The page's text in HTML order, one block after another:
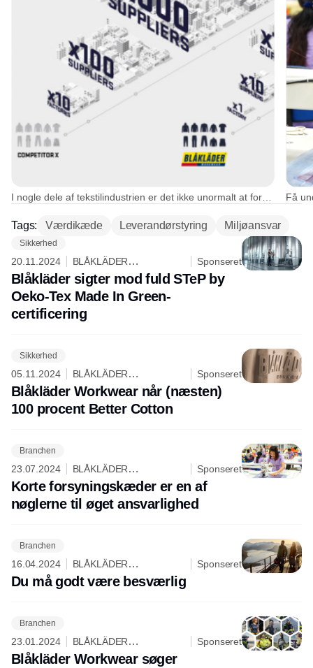
I nogle dele af tekstilindustrien er det ikke unormalt at fordele en virksomheds produktion på helt op til 10 fabrikker, der måske hver især har 100 underleverandører, som så igen har helt op til 1.000 andre virksomheder og leverandører, der bidrager til produktionen.. Foto: Blåkläder Workwear
Tags: Værdikæde Leverandørstyring Miljøansvar
Sikkerhed
20.11.2024
BLÅKLÄDER
WORKWEAR ApS
Sponseret
Blåkläder sigter mod fuld STeP by
Oeko-Tex Made In Green-
certificering
Sikkerhed
05.11.2024
BLÅKLÄDER
WORKWEAR ApS
Sponseret
Blåkläder Workwear når (næsten)
100 procent Better Cotton
Branchen
23.07.2024
BLÅKLÄDER
WORKWEAR ApS
Sponseret
Korte forsyningskæder er en af
nøglerne til øget ansvarlighed
Branchen
16.04.2024
BLÅKLÄDER
WORKWEAR ApS
Sponseret
Du må godt være besværlig
Branchen
23.01.2024
BLÅKLÄDER
WORKWEAR ApS
Sponseret
Blåkläder Workwear søger